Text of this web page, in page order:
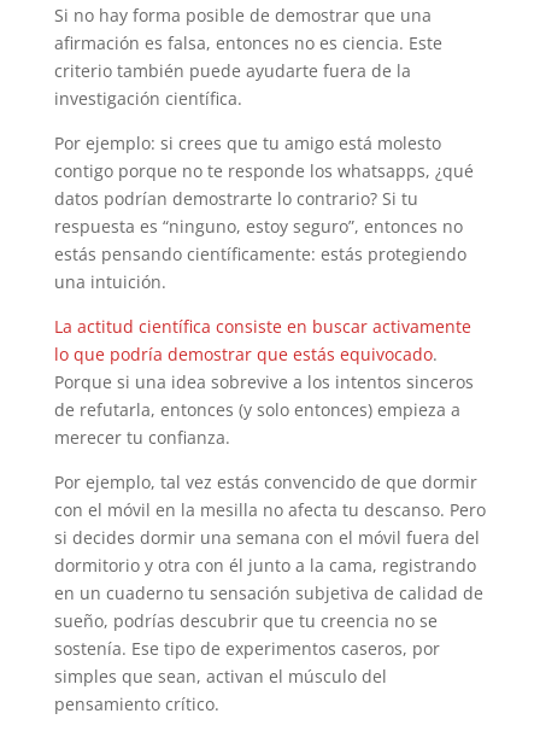
Si no hay forma posible de demostrar que una
afirmación es falsa, entonces no es ciencia. Este
criterio también puede ayudarte fuera de la
investigación científica.
Por ejemplo: si crees que tu amigo está molesto
contigo porque no te responde los whatsapps, ¿qué
datos podrían demostrarte lo contrario? Si tu
respuesta es “ninguno, estoy seguro”, entonces no
estás pensando científicamente: estás protegiendo
una intuición.
La actitud científica consiste en buscar activamente
lo que podría demostrar que estás equivocado.
Porque si una idea sobrevive a los intentos sinceros
de refutarla, entonces (y solo entonces) empieza a
merecer tu confianza.
Por ejemplo, tal vez estás convencido de que dormir
con el móvil en la mesilla no afecta tu descanso. Pero
si decides dormir una semana con el móvil fuera del
dormitorio y otra con él junto a la cama, registrando
en un cuaderno tu sensación subjetiva de calidad de
sueño, podrías descubrir que tu creencia no se
sostenía. Ese tipo de experimentos caseros, por
simples que sean, activan el músculo del
pensamiento crítico.